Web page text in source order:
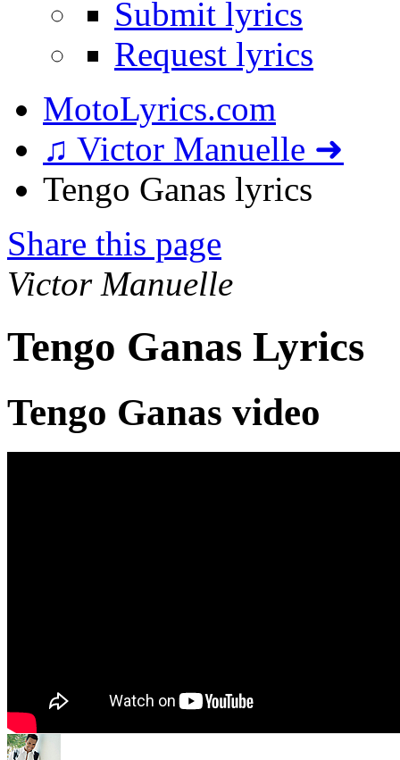
Submit lyrics
Request lyrics
MotoLyrics.com
♫ Victor Manuelle ➜
Tengo Ganas lyrics
Share this page
Victor Manuelle
Tengo Ganas Lyrics
Tengo Ganas video